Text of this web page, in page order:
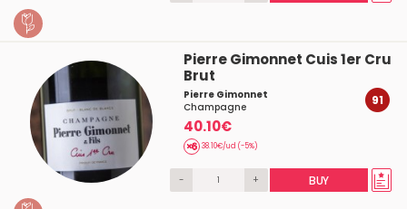
Pierre Gimonnet Cuis 1er Cru
Brut
Pierre Gimonnet
Champagne
40.10€
38.10€/ud (-5%)
91
- + BUY